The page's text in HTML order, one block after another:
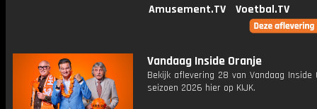
Amusement.TV
Voetbal.TV
Vandaag Inside Oranje
Bekijk aflevering 28 van Vandaag Inside
seizoen 2026 hier op KIJK.